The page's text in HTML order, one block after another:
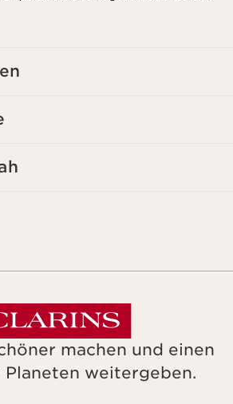
entsprechend Ihrem
machen und einen
Planeten weitergeben.